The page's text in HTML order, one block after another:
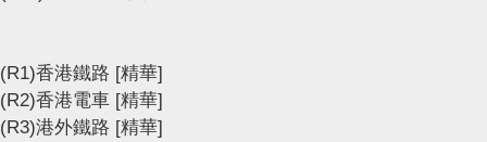
(R1)香港鐵路 [精華]
(R2)香港電車 [精華]
(R3)港外鐵路 [精華]